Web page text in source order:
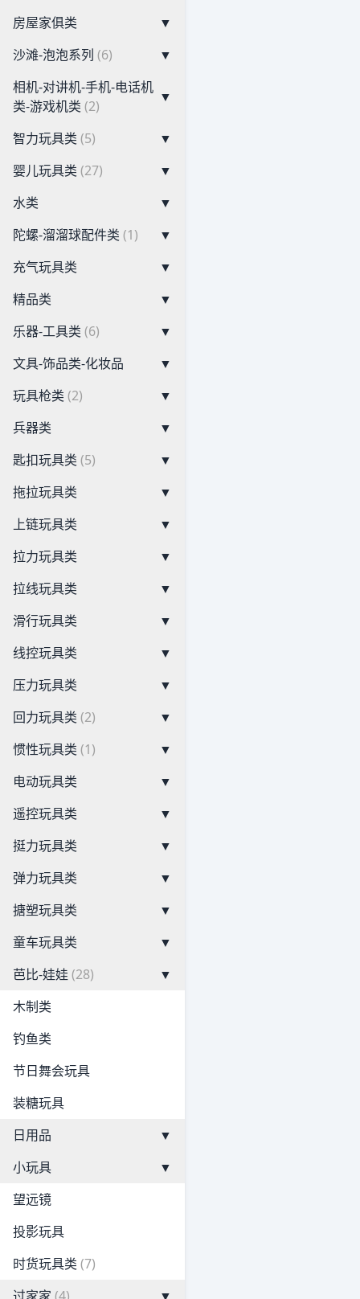
房屋家俱类
▼
沙滩-泡泡系列 (6)
▼
相机-对讲机-手机-电话机
类-游戏机类 (2)
▼
智力玩具类 (5)
▼
婴儿玩具类 (27)
▼
水类
▼
陀螺-溜溜球配件类 (1)
▼
充气玩具类
▼
精品类
▼
乐器-工具类 (6)
▼
文具-饰品类-化妆品
▼
玩具枪类 (2)
▼
兵器类
▼
匙扣玩具类 (5)
▼
拖拉玩具类
▼
上链玩具类
▼
拉力玩具类
▼
拉线玩具类
▼
滑行玩具类
▼
线控玩具类
▼
压力玩具类
▼
回力玩具类 (2)
▼
惯性玩具类 (1)
▼
电动玩具类
▼
遥控玩具类
▼
挺力玩具类
▼
弹力玩具类
▼
搪塑玩具类
▼
童车玩具类
▼
芭比-娃娃 (28)
▼
木制类
钓鱼类
节日舞会玩具
装糖玩具
日用品
▼
小玩具
▼
望远镜
投影玩具
时货玩具类 (7)